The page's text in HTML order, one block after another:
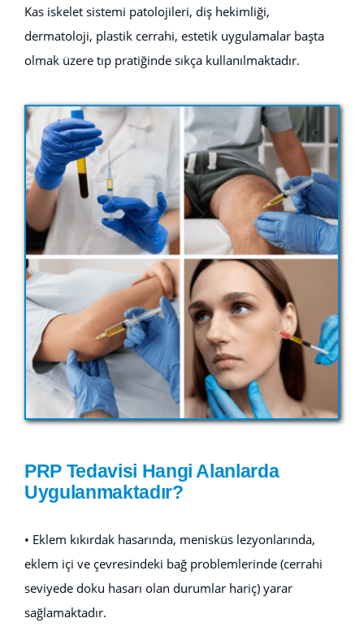
Kas iskelet sistemi patolojileri, diş hekimliği,
dermatoloji, plastik cerrahi, estetik uygulamalar başta
olmak üzere tıp pratiğinde sıkça kullanılmaktadır.
PRP Tedavisi Hangi Alanlarda
Uygulanmaktadır?
• Eklem kıkırdak hasarında, menisküs lezyonlarında,
eklem içi ve çevresindeki bağ problemlerinde (cerrahi
seviyede doku hasarı olan durumlar hariç) yarar
sağlamaktadır.